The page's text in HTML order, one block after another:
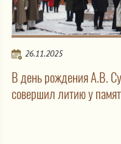
26.11.2025
В день рождения А.В.
совершил литию у